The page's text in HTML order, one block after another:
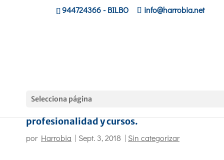
944724366- BILBO info@harrobia.net
Selecciona página
profesionalidad y cursos.
por Harrobia | Sept. 3, 2018 | Sin categorizar